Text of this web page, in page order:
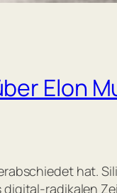
Elon
hat.
radikalen